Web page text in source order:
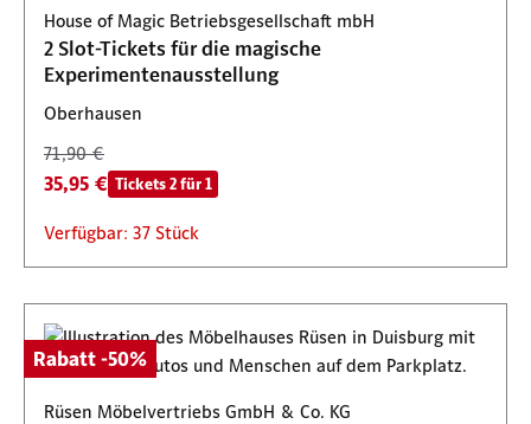
House of Magic Betriebsgesellschaft mbH
2 Slot-Tickets für die magische
Experimentenausstellung
Oberhausen
71,90 €
35,95 € Tickets 2 für 1
Verfügbar: 37 Stück
Rabatt -50%
Rüsen Möbelvertriebs GmbH & Co. KG